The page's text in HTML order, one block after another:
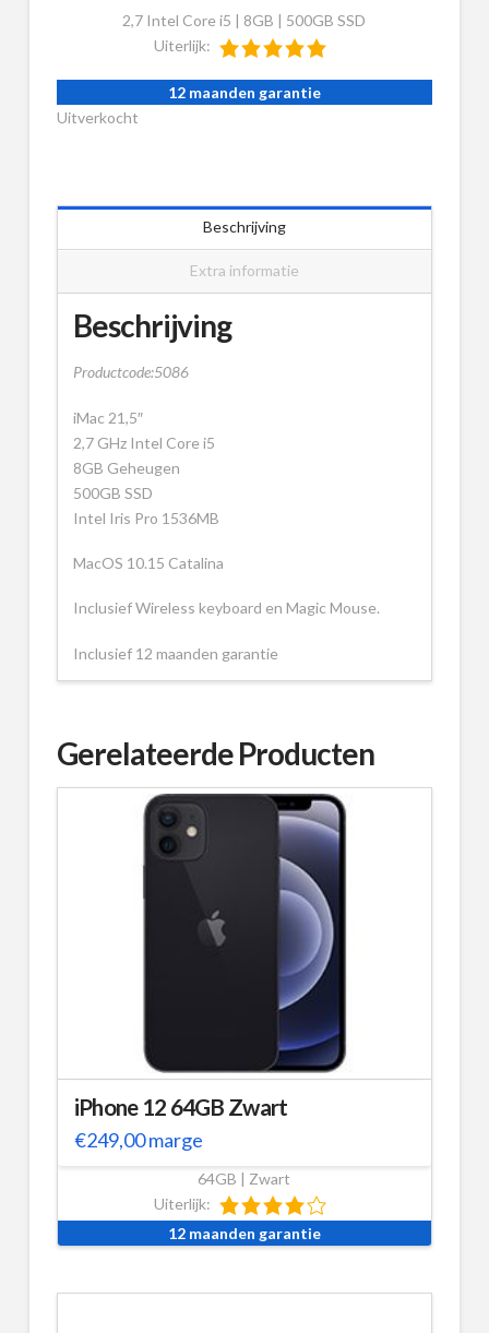
2,7 Intel Core i5 | 8GB | 500GB SSD
Uiterlijk:
12 maanden garantie
Uitverkocht
Beschrijving
Extra informatie
Beschrijving
Productcode:5086
iMac 21,5″
2,7 GHz Intel Core i5
8GB Geheugen
500GB SSD
Intel Iris Pro 1536MB
MacOS 10.15 Catalina
Inclusief Wireless keyboard en Magic Mouse.
Inclusief 12 maanden garantie
Gerelateerde Producten
iPhone 12 64GB Zwart
€249,00marge
64GB | Zwart
Uiterlijk:
12 maanden garantie